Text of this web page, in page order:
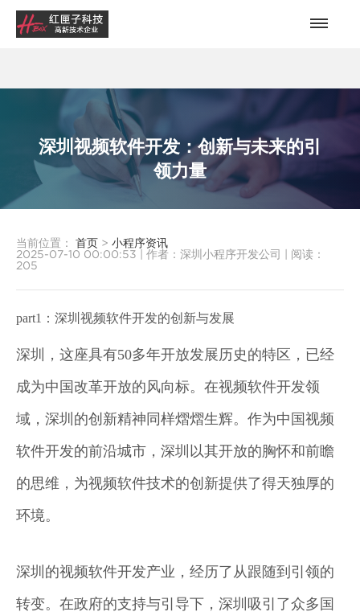
深圳视频软件开发：创新与未来的引
领力量
当前位置： 首页 > 小程序资讯
2025-07-10 00:00:53
作者：深圳小程序开发公司
阅读：
205
part1：深圳视频软件开发的创新与发展
深圳，这座具有50多年开放发展历史的特区，已经
成为中国改革开放的风向标。在视频软件开发领
域，深圳的创新精神同样熠熠生辉。作为中国视频
软件开发的前沿城市，深圳以其开放的胸怀和前瞻
的思维，为视频软件技术的创新提供了得天独厚的
环境。
深圳的视频软件开发产业，经历了从跟随到引领的
转变。在政府的支持与引导下，深圳吸引了众多国